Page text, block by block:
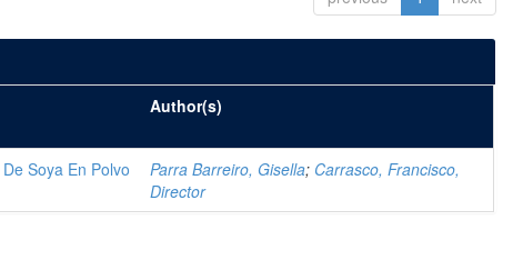
Author(s)
Soya En Polvo
Parra Barreiro, Gisella; Carrasco, Francisco,
Director